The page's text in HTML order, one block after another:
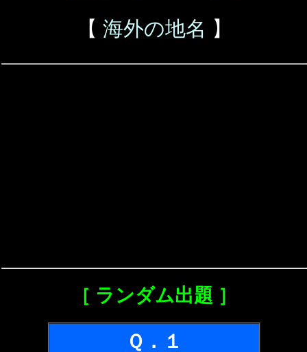
【 海外の地名 】
［ ランダム出題 ］
Ｑ．１